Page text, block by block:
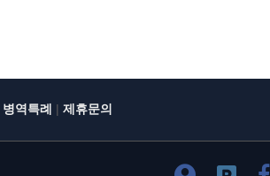
병역특례 | 제휴문의